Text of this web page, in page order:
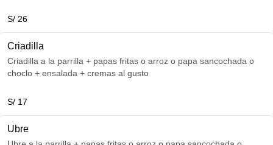
S/ 26
Criadilla
Criadilla a la parrilla + papas fritas o arroz o papa sancochada o
choclo + ensalada + cremas al gusto
S/ 17
Ubre